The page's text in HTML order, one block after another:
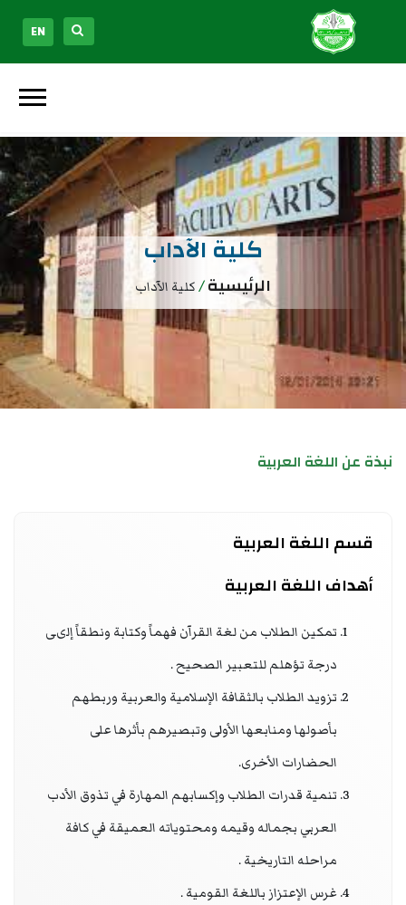
EN
كلية الآداب
الرئيسية/كلية الآداب
نبذة عن اللغة العربية
قسم اللغة العربية
أهداف اللغة العربية
تمكين الطلاب من لغة القرآن فهماً وكتابة ونطقاً إلىى
درجة تؤهلم للتعبير الصحيح .
تزويد الطلاب بالثقافة الإسلامية والعربية وربطهم
بأصولها ومنابعها الأولى وتبصيرهم بأثرها على
الحضارات الأخرى.
تنمية قدرات الطلاب وإكسابهم المهارة في تذوق الأدب
العربي بجماله وقيمه ومحتوياته العميقة في كافة
مراحله التاريخية .
غرس الإعتزاز باللغة القومية .